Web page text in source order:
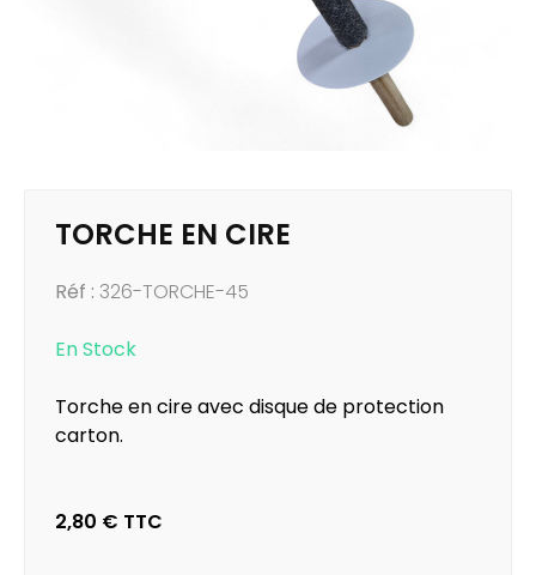
TORCHE EN CIRE
Réf : 326-TORCHE-45
En Stock
Torche en cire avec disque de protection
carton.
2,80 € TTC